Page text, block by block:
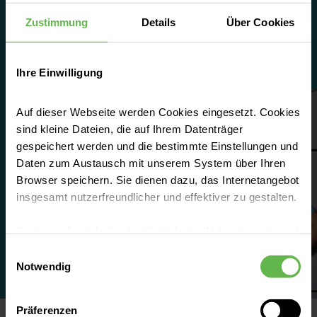
Zustimmung Details Über Cookies
Ihre Einwilligung
Auf dieser Webseite werden Cookies eingesetzt. Cookies
sind kleine Dateien, die auf Ihrem Datenträger
gespeichert werden und die bestimmte Einstellungen und
Daten zum Austausch mit unserem System über Ihren
Browser speichern. Sie dienen dazu, das Internetangebot
insgesamt nutzerfreundlicher und effektiver zu gestalten.
eingesetzt werden.
Es steht Ihnen frei, unsere Seite mit nur den notwendigen
Notwendig
Präferenzen
Job finden